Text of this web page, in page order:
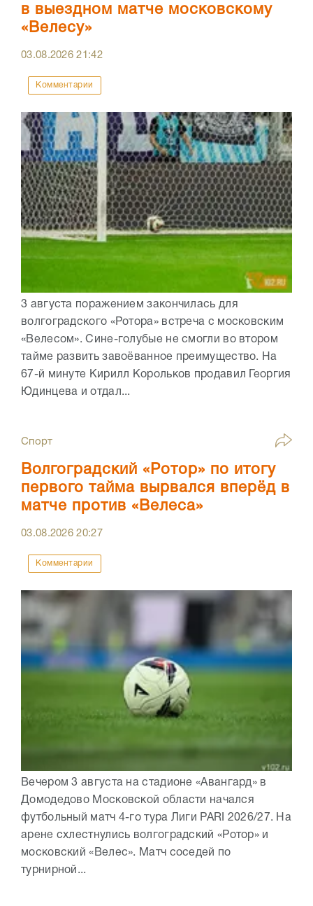
в выездном матче московскому
«Велесу»
03.08.202621:42
Комментарии
3 августа поражением закончилась для
волгоградского «Ротора» встреча с московским
«Велесом». Сине-голубые не смогли во втором
тайме развить завоёванное преимущество. На
67-й минуте Кирилл Корольков продавил Георгия
Юдинцева и отдал...
Спорт
Волгоградский «Ротор» по итогу
первого тайма вырвался вперёд в
матче против «Велеса»
03.08.202620:27
Комментарии
Вечером 3 августа на стадионе «Авангард» в
Домодедово Московской области начался
футбольный матч 4-го тура Лиги PARI 2026/27. На
арене схлестнулись волгоградский «Ротор» и
московский «Велес». Матч соседей по
турнирной...